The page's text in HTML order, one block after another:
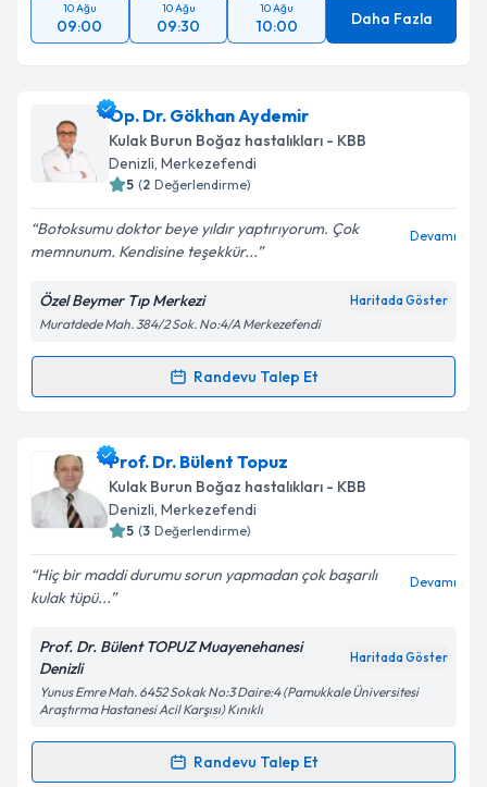
10 Ağu
09:00
10 Ağu
09:30
10 Ağu
10:00 Daha Fazla
Op. Dr. Gökhan Aydemir
Kulak Burun Boğaz hastalıkları - KBB
Denizli, Merkezefendi
5 (2 Değerlendirme)
Botoksumu doktor beye yıldır yaptırıyorum. Çok
memnunum. Kendisine teşekkür...
Devamı
Özel Beymer Tıp Merkezi Haritada Göster
Muratdede Mah. 384/2 Sok. No:4/A Merkezefendi
Randevu Talep Et
Randevu Takvimi Talebi
Op. Dr. Gökhan Aydemiriçin randevu takvimi talebi
oluşturun. Size bu uzmandan randevu almanız için bir
takvim hazırlandığında e-posta ile bilgilendireceğiz.
Kişisel verilerimin işlenmesine ilişkin
Aydınlatma
kapsamda işlenmesini kabul ediyorum.
Takvim Talebini Gönder
Prof. Dr. Bülent Topuz
Kulak Burun Boğaz hastalıkları - KBB
Denizli, Merkezefendi
5 (3 Değerlendirme)
Hiç bir maddi durumu sorun yapmadan çok başarılı
kulak tüpü...
Devamı
Prof. Dr. Bülent TOPUZ Muayenehanesi
Denizli
Haritada Göster
Yunus Emre Mah. 6452 Sokak No:3 Daire:4 (Pamukkale Üniversitesi
Araştırma Hastanesi Acil Karşısı) Kınıklı
Randevu Talep Et
Randevu Takvimi Talebi